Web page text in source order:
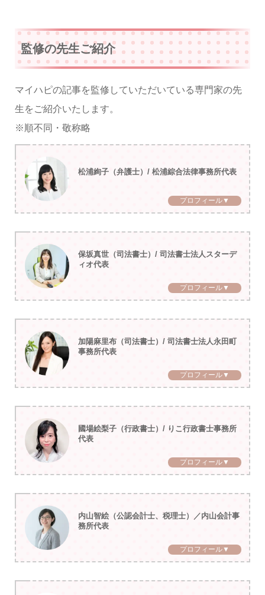
監修の先生ご紹介
マイハピの記事を監修していただいている専門家の先
生をご紹介いたします。
※順不同・敬称略
松浦絢子（弁護士）/ 松浦綜合法律事務所代表
プロフィール▼
保坂真世（司法書士）/ 司法書士法人スターデ
ィオ代表
プロフィール▼
加陽麻里布（司法書士）/ 司法書士法人永田町
事務所代表
プロフィール▼
國場絵梨子（行政書士）/ りこ行政書士事務所
代表
プロフィール▼
内山智絵（公認会計士、税理士）／内山会計事
務所代表
プロフィール▼